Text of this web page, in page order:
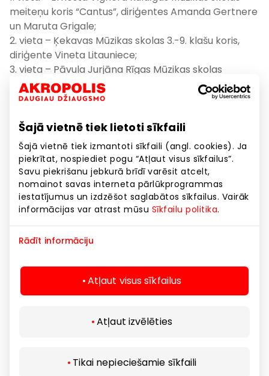
Šajā vietnē tiek lietoti sīkfaili
Šajā vietnē tiek izmantoti sīkfaili (angl. cookies). Ja
piekrītat, nospiediet pogu “Atļaut visus sīkfailus”.
Savu piekrišanu jebkurā brīdī varēsit atcelt,
nomainot savas interneta pārlūkprogrammas
iestatījumus un izdzēšot saglabātos sīkfailus. Vairāk
informācijas var atrast mūsu Sīkfailu politika.
Rādīt informāciju
Atļaut visus sīkfailus
Atļaut izvēlēties
Tikai nepieciešamie sīkfaili
meiteņu koris “Cantus”, diriģentes Amanda Gertnere
un Maruta Grigale;
2. vieta – Ķekavas Mūzikas skolas 3.-9. klašu koris,
diriģente Vineta Litauniece;
3. vieta – Pāvula Jurjāna Rīgas Mūzikas skolas
4.-9.klašu koris, diriģentes Oksana Čerkasova un
Kristīne Eglīte.
B grupa:
1. vieta – Ventspils Valsts 1.ģimnāzijas meiteņu koris
“Dzeguzīte”, diriģente Rita Vēverbrante;
2. vieta – Varakļānu vidusskolas 5.-9. klašu koris,
diriģente Ārija Tumane;
3. vieta – Tilžas pamatskolas 2.-9. klašu koris,
diriģente Linda Vītola.
1. vieta – Liepājas Mūzikas, mākslas un dizaina
vidusskolas meiteņu koris, diriģents Andris Kontauts;
pils” meiteņu koris “Rīga”, diriģentes Irīna Švarcbaha